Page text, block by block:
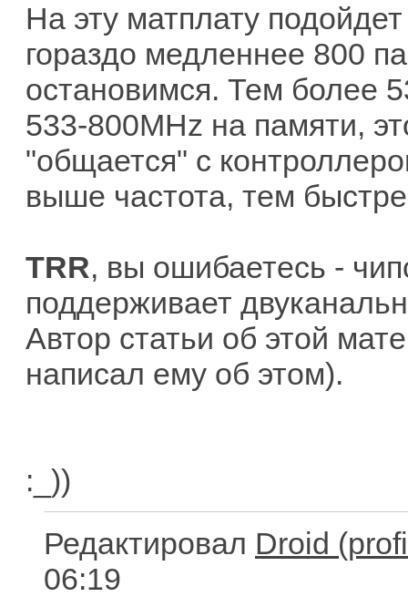
На эту матплату
гораздо медленнее 800
остановимся. Тем более
533-800MHz на памяти,
"общается" с
выше частота, тем
TRR, вы ошибаетесь -
поддерживает
Автор статьи об этой
написал ему об этом).
:_))
Редактировал Droid
06:19